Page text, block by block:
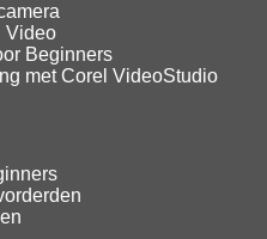
Video
Beginners
met Corel VideoStudio